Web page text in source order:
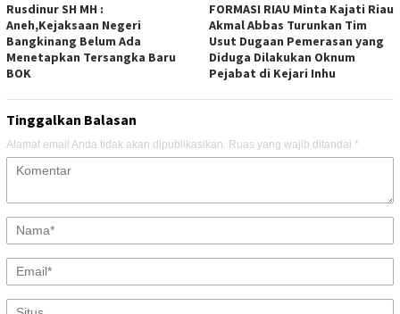
Rusdinur SH MH :
Aneh,Kejaksaan Negeri
Bangkinang Belum Ada
Menetapkan Tersangka Baru
BOK
FORMASI RIAU Minta Kajati Riau
Akmal Abbas Turunkan Tim
Usut Dugaan Pemerasan yang
Diduga Dilakukan Oknum
Pejabat di Kejari Inhu
Tinggalkan Balasan
Alamat email Anda tidak akan dipublikasikan. Ruas yang wajib ditandai *